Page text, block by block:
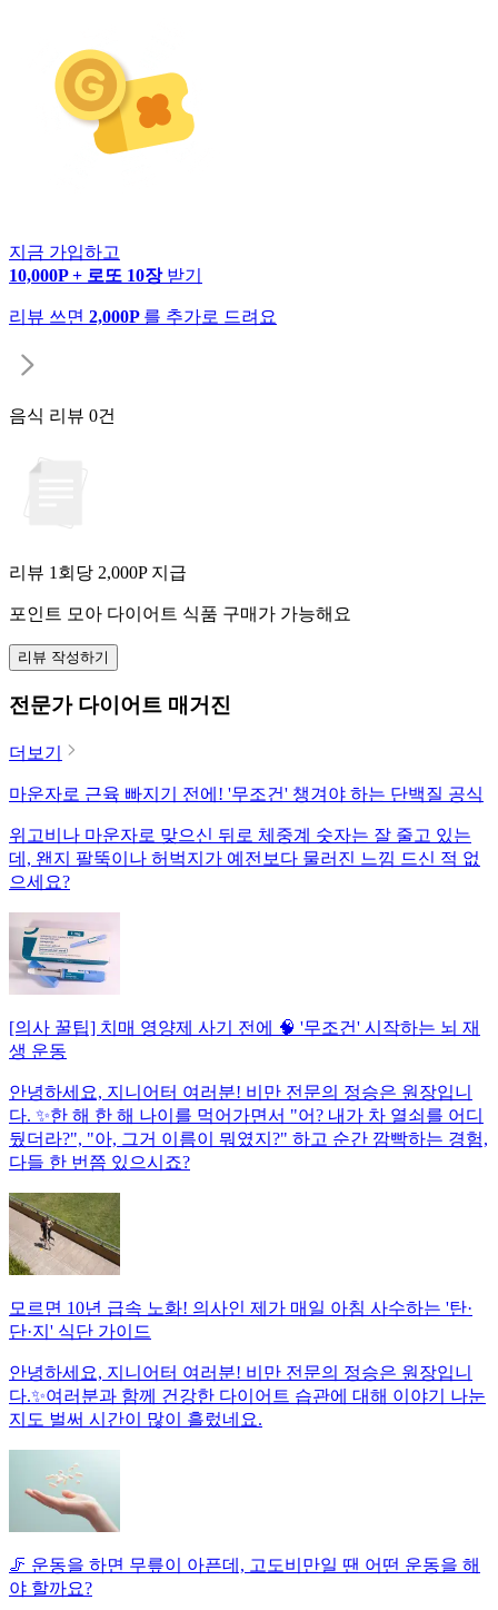
지금 가입하고
10,000P + 로또 10장 받기
리뷰 쓰면 2,000P 를 추가로 드려요
음식 리뷰 0건
리뷰 1회당 2,000P 지급
포인트 모아 다이어트 식품 구매가 가능해요
리뷰 작성하기
전문가 다이어트 매거진
더보기
마운자로 근육 빠지기 전에! '무조건' 챙겨야 하는 단백질 공식
위고비나 마운자로 맞으신 뒤로 체중계 숫자는 잘 줄고 있는
데, 왠지 팔뚝이나 허벅지가 예전보다 물러진 느낌 드신 적 없
으세요?
[의사 꿀팁] 치매 영양제 사기 전에 🧠 '무조건' 시작하는 뇌 재
생 운동
안녕하세요, 지니어터 여러분! 비만 전문의 정승은 원장입니
다. ✨한 해 한 해 나이를 먹어가면서 "어? 내가 차 열쇠를 어디
뒀더라?", "아, 그거 이름이 뭐였지?" 하고 순간 깜빡하는 경험,
다들 한 번쯤 있으시죠?
모르면 10년 급속 노화! 의사인 제가 매일 아침 사수하는 '탄·
단·지' 식단 가이드
안녕하세요, 지니어터 여러분! 비만 전문의 정승은 원장입니
다.✨여러분과 함께 건강한 다이어트 습관에 대해 이야기 나눈
지도 벌써 시간이 많이 흘렀네요.
🦵 운동을 하면 무릎이 아픈데, 고도비만일 땐 어떤 운동을 해
야 할까요?